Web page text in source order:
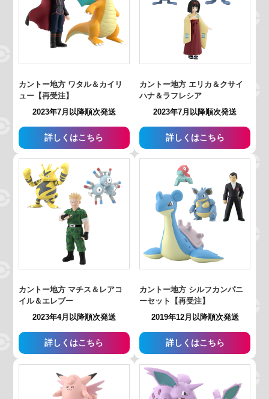
カントー地方 ワタル＆カイリ
ュー【再受注】
2023年7月以降順次発送
詳しくはこちら
カントー地方 エリカ＆クサイ
ハナ＆ラフレシア
2023年7月以降順次発送
詳しくはこちら
カントー地方 マチス＆レアコ
イル＆エレブー
2023年4月以降順次発送
詳しくはこちら
カントー地方 シルフカンパニ
ーセット【再受注】
2019年12月以降順次発送
詳しくはこちら